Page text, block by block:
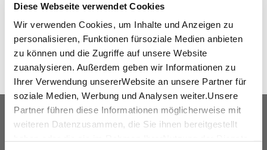
Diese Webseite verwendet Cookies
Wir verwenden Cookies, um Inhalte und Anzeigen zu
personalisieren, Funktionen fürsoziale Medien anbieten
zu können und die Zugriffe auf unsere Website
zuanalysieren. Außerdem geben wir Informationen zu
Ihrer Verwendung unsererWebsite an unsere Partner für
soziale Medien, Werbung und Analysen weiter.Unsere
Partner führen diese Informationen möglicherweise mit
weiteren Datenzusammen, die Sie ihnen bereitgestellt
© Stuttgart-Marketing GmbH, Achim Mende
DETAILS
OUR SERVICE FOR EVENT
PLANNERS